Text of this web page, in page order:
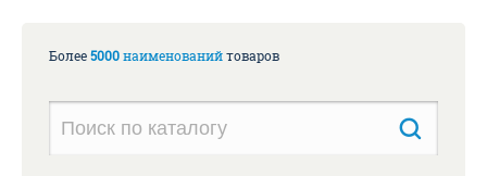
Более5000наименованийтоваров